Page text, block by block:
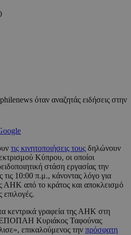
όταν αναζητάς ειδήσεις στην
τις κινητοποιήσεις τους δηλώνουν
Κύπρου, οι οποίοι
στάση εργασίας την
10:00 π.μ., κάνοντας λόγο για
ΑΗΚ από το κράτος και αποκλεισμό
επιλογές.
κεντρικά γραφεία της ΑΗΚ στη
Κυριάκος Ταφούνας
επικαλούμενος την πρόσφατη